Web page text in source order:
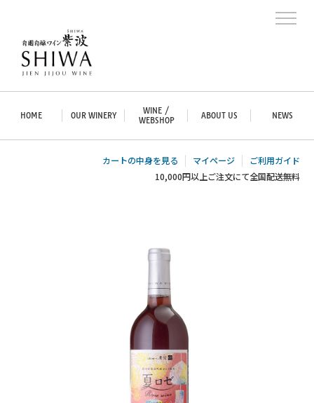
HOME OUR WINERY
WINE /
WEBSHOP
ABOUT US NEWS
カートの中身を見る マイページ
ご利用ガイド
10,000円以上ご注文にて全国配送無料